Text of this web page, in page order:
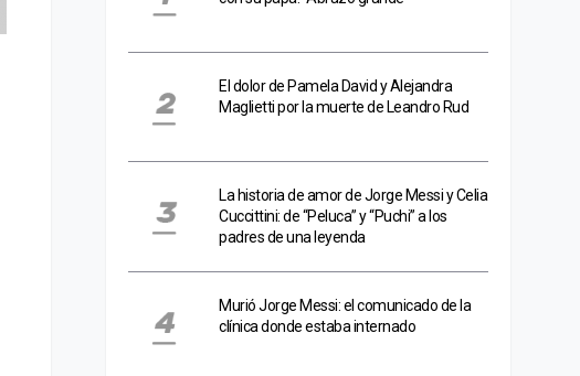
El dolor de Pamela David y Alejandra
Maglietti por la muerte de Leandro Rud
La historia de amor de Jorge Messi y Celia
Cuccittini: de “Peluca” y “Puchi” a los
padres de una leyenda
Murió Jorge Messi: el comunicado de la
clínica donde estaba internado